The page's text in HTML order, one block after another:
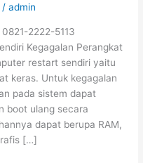
/admin
2222-5113
Kegagalan Perangkat
restart sendiri yaitu
keras. Untuk kegagalan
pada sistem dapat
boot ulang secara
dapat berupa RAM,
[…]